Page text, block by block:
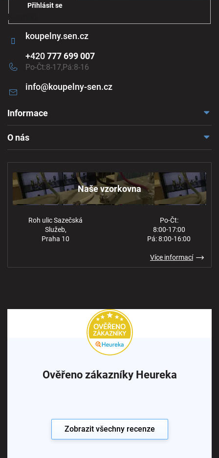
Kontakt
info@koupelny-sen.cz
+420777 699 007
Po-Čt:8-17,Pá:8-16
koupelny.sen.cz
Informace
Ochrana osobních údajů
O nás
Naše vzorkovna
Roh ulic Sazečská
Služeb,
Praha 10
Po-Čt:
8:00-17:00
Pá: 8:00-16:00
Více informací
Přihlásit se
Ověřeno zákazníky Heureka
Zobrazit všechny recenze